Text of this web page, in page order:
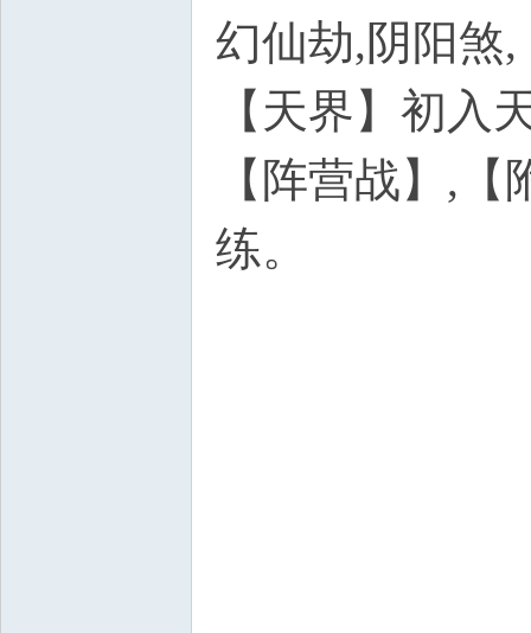
幻仙劫,阴阳煞
【天界】初入
【阵营战】,
练。